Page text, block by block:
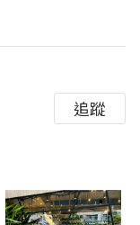
追蹤